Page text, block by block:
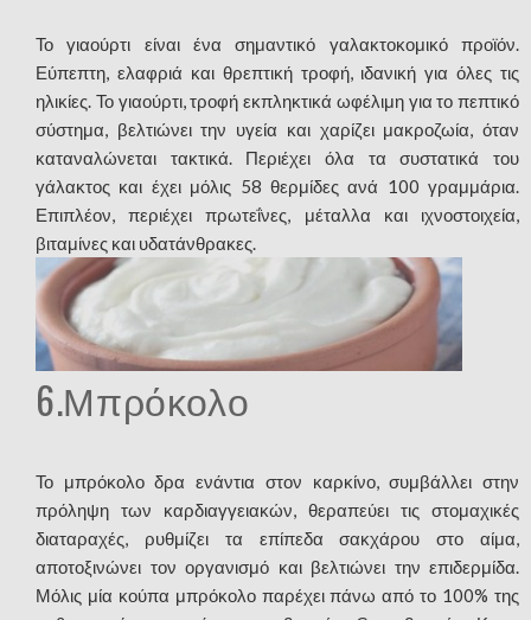
Το γιαούρτι είναι ένα σημαντικό γαλακτοκομικό προϊόν.
Εύπεπτη, ελαφριά και θρεπτική τροφή, ιδανική για όλες τις
ηλικίες. Το γιαούρτι, τροφή εκπληκτικά ωφέλιμη για το πεπτικό
σύστημα, βελτιώνει την υγεία και χαρίζει μακροζωία, όταν
καταναλώνεται τακτικά. Περιέχει όλα τα συστατικά του
γάλακτος και έχει μόλις 58 θερμίδες ανά 100 γραμμάρια.
Επιπλέον, περιέχει πρωτεΐνες, μέταλλα και ιχνοστοιχεία,
βιταμίνες και υδατάνθρακες.
6.Μπρόκολο
Το μπρόκολο δρα ενάντια στον καρκίνο, συμβάλλει στην
πρόληψη των καρδιαγγειακών, θεραπεύει τις στομαχικές
διαταραχές, ρυθμίζει τα επίπεδα σακχάρου στο αίμα,
αποτοξινώνει τον οργανισμό και βελτιώνει την επιδερμίδα.
Μόλις μία κούπα μπρόκολο παρέχει πάνω από το 100% της